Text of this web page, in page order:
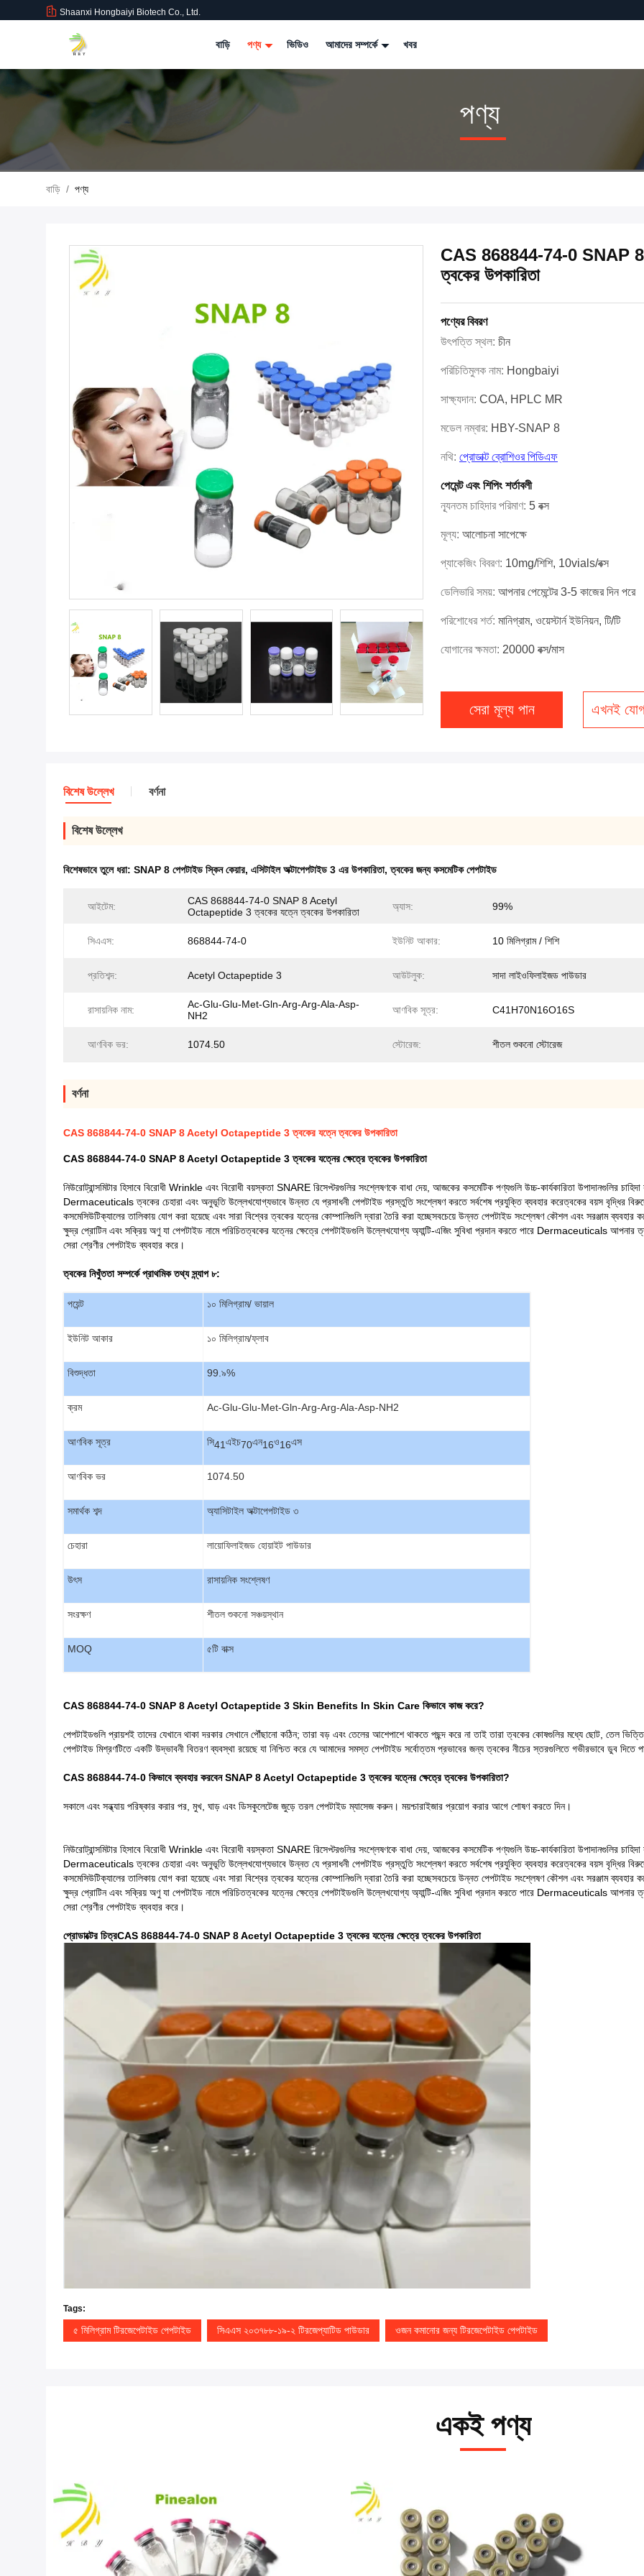
Shaanxi Hongbaiyi Biotech Co., Ltd.
বাড়ি পণ্য ভিডিও আমাদের সম্পর্কে খবর
পণ্য
বাড়ি / পণ্য
CAS 868844-74-0 SNAP
ত্বকের উপকারিতা
পণ্যের বিবরণ
উৎপত্তি স্থল: চীন
পরিচিতিমুলক নাম: Hongbaiyi
সাক্ষ্যদান: COA, HPLC MR
মডেল নম্বার: HBY-SNAP 8
নথি: প্রোডাক্ট ব্রোশিওর পিডিএফ
পেমেন্ট এবং শিপিং শর্তাবলী
ন্যূনতম চাহিদার পরিমাণ: 5 বক্স
মূল্য: আলোচনা সাপেক্ষে
প্যাকেজিং বিবরণ: 10mg/শিশি, 10vials/বক্স
ডেলিভারি সময়: আপনার পেমেন্টের 3-5 কাজের দিন পরে
পরিশোধের শর্ত: মানিগ্রাম, ওয়েস্টার্ন ইউনিয়ন, টি/টি
যোগানের ক্ষমতা: 20000 বক্স/মাস
সেরা মূল্য পান এখনই
বিশেষ উল্লেখ বর্ণনা
বিশেষ উল্লেখ
বিশেষভাবে তুলে ধরা: SNAP 8 পেপটাইড স্কিন কেয়ার, এসিটাইল অক্টাপেপটাইড 3 এর উপকারিতা,ত্বকের জন্য কসমেটিক পেপটাইড
আইটেম:
CAS 868844-74-0 SNAP 8 Acetyl
Octapeptide 3 ত্বকের যত্নে ত্বকের উপকারিতা
অ্যাস: 99%
সিএএস: 868844-74-0 ইউনিট আকার: 10 মিলিগ্রাম / শিশি
প্রতিশব্দ: Acetyl Octapeptide 3 আউটলুক: সাদা লাইওফিলাইজড পাউডার
রাসায়নিক নাম:
Ac-Glu-Glu-Met-Gln-Arg-Arg-Ala-Asp-
NH2
আণবিক সূত্র: C41H70N16O16S
আণবিক ভর: 1074.50 স্টোরেজ: শীতল শুকনো স্টোরেজ
বর্ণনা
CAS 868844-74-0 SNAP 8 Acetyl Octapeptide 3 ত্বকের যত্নে ত্বকের উপকারিতা
CAS 868844-74-0 SNAP 8 Acetyl Octapeptide 3 ত্বকের যত্নের ক্ষেত্রে ত্বকের উপকারিতা
নিউরোট্রান্সমিটার হিসাবে বিরোধী Wrinkle এবং বিরোধী বয়স্কতা SNARE রিসেপ্টরগুলির সংশ্লেষণকে বাধা দেয়, আজকের কসমেটিক পণ্যগুলি উচ্চ-কার্যকারিতা উপাদানগুলির
Dermaceuticals ত্বকের চেহারা এবং অনুভূতি উল্লেখযোগ্যভাবে উন্নত যে প্রসাধনী পেপটাইড প্রস্তুতি সংশ্লেষণ করতে সর্বশেষ প্রযুক্তি ব্যবহার করেত্বকের বয়স বৃদ্ধির
কসমেসিউটিক্যালের তালিকায় যোগ করা হয়েছে এবং সারা বিশ্বের ত্বকের যত্নের কোম্পানিগুলি দ্বারা তৈরি করা হচ্ছেসবচেয়ে উন্নত পেপটাইড সংশ্লেষণ কৌশল এবং সরঞ্জাম
ক্ষুদ্র প্রোটিন এবং সক্রিয় অণু যা পেপটাইড নামে পরিচিতত্বকের যত্নের ক্ষেত্রে পেপটাইডগুলি উল্লেখযোগ্য অ্যান্টি-এজিং সুবিধা প্রদান করতে পারে Dermaceuticals আপনার
সেরা শ্রেণীর পেপটাইড ব্যবহার করে।
ত্বকের নিখুঁততা সম্পর্কে প্রাথমিক তথ্য স্ন্যাপ ৮:
পয়েন্ট ১০ মিলিগ্রাম/ ভায়াল
ইউনিট আকার ১০ মিলিগ্রাম/ফ্লাব
বিশুদ্ধতা 99.৯%
ক্রম Ac-Glu-Glu-Met-Gln-Arg-Arg-Ala-Asp-NH2
আণবিক সূত্র সি41এইচ70এন16ও16এস
আণবিক ভর 1074.50
সমার্থক শব্দ অ্যাসিটাইল অক্টাপেপটাইড ৩
চেহারা লায়োফিলাইজড হোয়াইট পাউডার
উৎস রাসায়নিক সংশ্লেষণ
সংরক্ষণ শীতল শুকনো সঞ্চয়স্থান
MOQ ৫টি বাক্স
CAS 868844-74-0 SNAP 8 Acetyl Octapeptide 3 Skin Benefits In Skin Care কিভাবে কাজ করে?
পেপটাইডগুলি প্রায়শই তাদের যেখানে থাকা দরকার সেখানে পৌঁছানো কঠিন; তারা বড় এবং তেলের আশেপাশে থাকতে পছন্দ করে না তাই তারা ত্বকের কোষগুলির মধ্যে ছোট, তেল
পেপটাইড মিশ্রণটিতে একটি উদ্ভাবনী বিতরণ ব্যবস্থা রয়েছে যা নিশ্চিত করে যে আমাদের সমস্ত পেপটাইড সর্বোত্তম প্রভাবের জন্য ত্বকের নীচের স্তরগুলিতে গভীরভাবে ডুব দিতে
CAS 868844-74-0 কিভাবে ব্যবহার করবেন SNAP 8 Acetyl Octapeptide 3 ত্বকের যত্নের ক্ষেত্রে ত্বকের উপকারিতা?
সকালে এবং সন্ধ্যায় পরিষ্কার করার পর, মুখ, ঘাড় এবং ডিসকুলেটেজ জুড়ে তরল পেপটাইড ম্যাসেজ করুন। ময়শ্চারাইজার প্রয়োগ করার আগে শোষণ করতে দিন।
নিউরোট্রান্সমিটার হিসাবে বিরোধী Wrinkle এবং বিরোধী বয়স্কতা SNARE রিসেপ্টরগুলির সংশ্লেষণকে বাধা দেয়, আজকের কসমেটিক পণ্যগুলি উচ্চ-কার্যকারিতা উপাদানগুলির
Dermaceuticals ত্বকের চেহারা এবং অনুভূতি উল্লেখযোগ্যভাবে উন্নত যে প্রসাধনী পেপটাইড প্রস্তুতি সংশ্লেষণ করতে সর্বশেষ প্রযুক্তি ব্যবহার করেত্বকের বয়স বৃদ্ধির
কসমেসিউটিক্যালের তালিকায় যোগ করা হয়েছে এবং সারা বিশ্বের ত্বকের যত্নের কোম্পানিগুলি দ্বারা তৈরি করা হচ্ছেসবচেয়ে উন্নত পেপটাইড সংশ্লেষণ কৌশল এবং সরঞ্জাম
ক্ষুদ্র প্রোটিন এবং সক্রিয় অণু যা পেপটাইড নামে পরিচিতত্বকের যত্নের ক্ষেত্রে পেপটাইডগুলি উল্লেখযোগ্য অ্যান্টি-এজিং সুবিধা প্রদান করতে পারে Dermaceuticals আপনার
সেরা শ্রেণীর পেপটাইড ব্যবহার করে।
প্রোডাক্টের চিত্রCAS 868844-74-0 SNAP 8 Acetyl Octapeptide 3 ত্বকের যত্নের ক্ষেত্রে ত্বকের উপকারিতা
Tags:
৫ মিলিগ্রাম টিরজেপেটাইড পেপটাইড সিএএস ২০৩৭৮৮-১৯-২ টিরজেপ্যাটিড পাউডার ওজন কমানোর জন্য টিরজেপেটাইড পেপটাইড
একই পণ্য